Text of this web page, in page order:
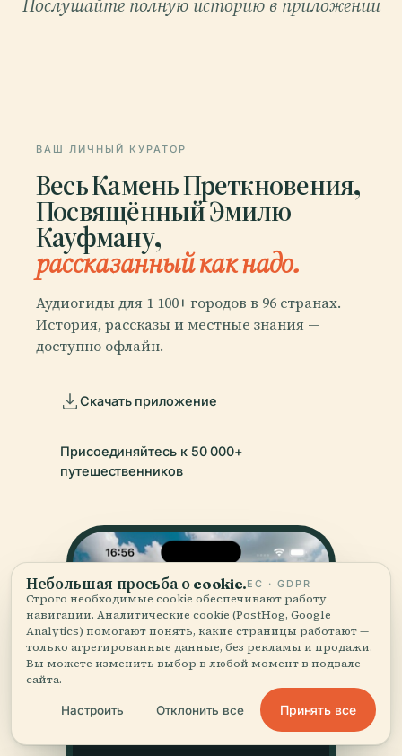
Послушайте полную историю в приложении
ВАШ ЛИЧНЫЙ КУРАТОР
Весь Камень Преткновения,
Посвящённый Эмилю
Кауфману,
рассказанный как надо.
Аудиогиды для 1 100+ городов в 96 странах.
История, рассказы и местные знания —
доступно офлайн.
Скачать приложение
Присоединяйтесь к 50 000+
путешественников
Небольшая просьба о cookie.ЕС · GDPR
Строго необходимые cookie обеспечивают работу
навигации. Аналитические cookie (PostHog, Google
Analytics) помогают понять, какие страницы работают —
только агрегированные данные, без рекламы и продажи.
Вы можете изменить выбор в любой момент в подвале
сайта.
Настроить Отклонить все Принять все